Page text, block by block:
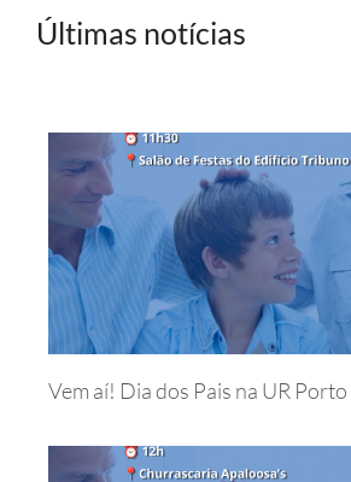
Últimas notícias
Vem aí! Dia dos Pais na UR